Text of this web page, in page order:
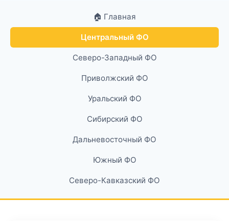
🏠 Главная
Центральный ФО
Северо-Западный ФО
Приволжский ФО
Уральский ФО
Сибирский ФО
Дальневосточный ФО
Южный ФО
Северо-Кавказский ФО